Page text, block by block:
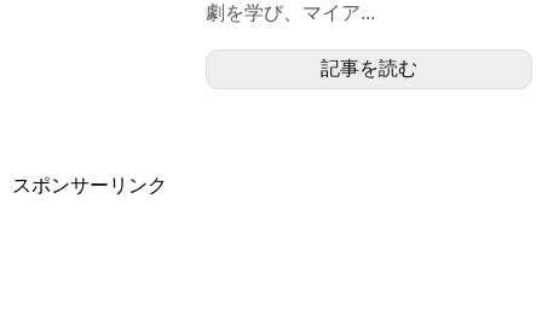
劇を学び、マイア...
記事を読む
スポンサーリンク